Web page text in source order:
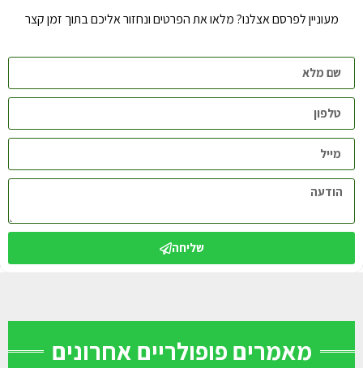
מעוניין לפרסם אצלנו? מלאו את הפרטים ונחזור אליכם בתוך זמן קצר
שליחה
מאמרים פופולריים אחרונים